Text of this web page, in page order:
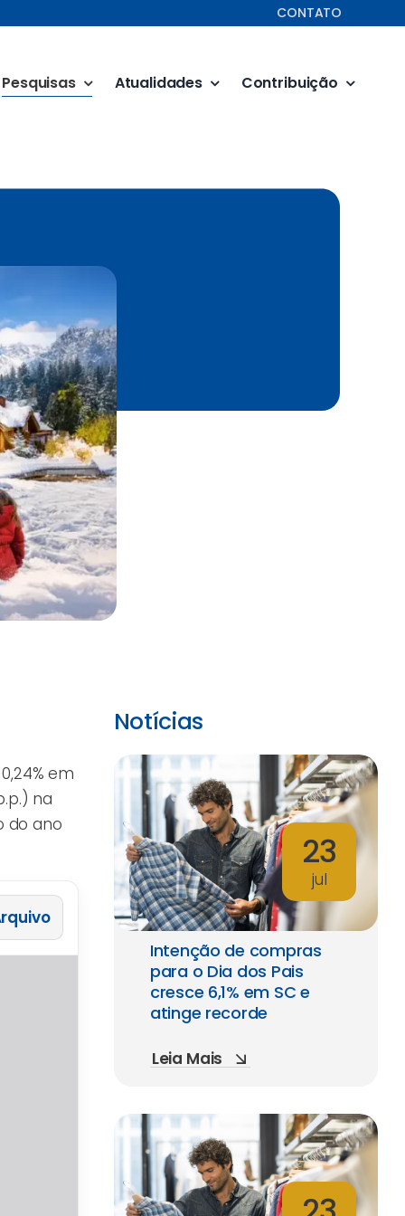
CONTATO
Pesquisas Atualidades Contribuição
em
na
do ano
Notícias
23
jul
Intenção de compras
para o Dia dos Pais
cresce 6,1% em SC e
atinge recorde
Leia Mais